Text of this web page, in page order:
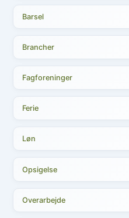
Barsel
Brancher
Fagforeninger
Ferie
Løn
Opsigelse
Overarbejde